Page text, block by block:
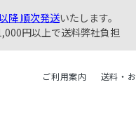
降 順次発送いたします。
円以上で送料弊社負担
ご利用案内 送料・